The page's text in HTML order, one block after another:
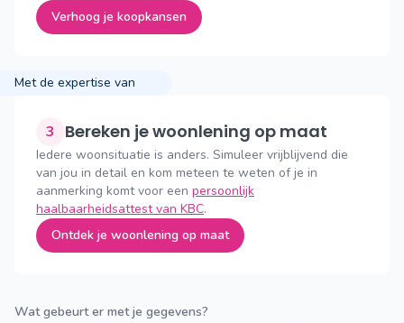
Verhoog je koopkansen
Met de expertise van
3 Bereken je woonlening op maat
Iedere woonsituatie is anders. Simuleer vrijblijvend die
van jou in detail en kom meteen te weten of je in
aanmerking komt voor een persoonlijk
haalbaarheidsattest van KBC.
Ontdek je woonlening op maat
Wat gebeurt er met je gegevens?